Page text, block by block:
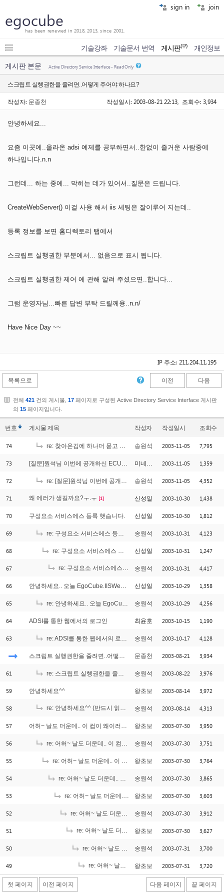
sign in join
egocube
has been renewed in 2018, 2013, since 2001.
기술강좌 기술문서 번역 게시판(구) 개인정보
게시판 본문 Active Directory Service Interface - Read Only
스크립트 실행권한을 줄려면..어떻게 주어야 하나요?
작성자: 문종천 작성일시: 2003-08-21 22:13, 조회수: 3,934
안녕하세요...
요즘 이곳에..올라온 adsi 예제를 공부하면서..한없이 즐거운 사람중에
하나입니다.n.n
그런데... 하는 중에... 막히는 데가 있어서..질문은 드립니다.
CreateWebServer() 이걸 사용 해서 iis 세팅은 잘이루어 지는데..
등록 정보를 보면 홈디렉토리 탭에서
스크립트 실행권한 부분에서... 없음으로 표시 됩니다.
스크립트 실행권한 제어 에 관해 알려 주셨으면..합니다...
그럼 운영자님...빠른 답변 부탁 드릴께용..n.n/
Have Nice Day ~~
IP 주소: 211.204.11.195
목록으로 이전 다음
전체 421 건의 게시물, 17 페이지로 구성된 Active Directory Service Interface 게시판
의 15 페이지입니다.
번호 게시물제목 작성자 작성일시 조회수
74 re: 찾아온김에 하나더 묻고 갑니다. 송원석 2003-11-05 7,795
73 [질문]원석님 이번에 공개하신 ECUM에 대해서요 미네르바 2003-11-05 1,359
72 re: [질문]원석님 이번에 공개하신 ECUM에 대해서요 송원석 2003-11-05 4,352
71 왜 에러가 생길까요?ㅜ.ㅜ [1] 신성일 2003-10-30 1,438
70 구성요소 서비스에스 등록 햇습니다. 신성일 2003-10-30 1,812
69 re: 구성요소 서비스에스 등록 햇습니다. 송원석 2003-10-31 4,123
68 re: 구성요소 서비스에스 등록 햇습니다. 신성일 2003-10-31 1,247
67 re: 구성요소 서비스에스 등록 햇습니다. [1]
송원석 2003-10-31 4,417
66 안녕하세요.. 오늘 EgoCube.IISWebAdmin 설치했습니다. 신성일 2003-10-29 1,358
65 re: 안녕하세요.. 오늘 EgoCube.IISWebAdmin 설치했습니다. 송원석 2003-10-29 4,256
64 ADSI를 통한 웹에서의 로그인 최윤호 2003-10-15 1,190
63 re: ADSI를 통한 웹에서의 로그인 송원석 2003-10-17 4,128
스크립트 실행권한을 줄려면..어떻게 주어야 하나요? 문종천 2003-08-21 3,934
61 re: 스크립트 실행권한을 줄려면..어떻게 주어야 하나요? 송원석 2003-08-22 3,976
59 안녕하세요^^ 왕초보 2003-08-14 3,972
58 re: 안녕하세요^^ (반드시 읽어보세요. ^_^;;;) [7]
송원석 2003-08-14 4,313
57 어허~ 날도 더운데.. 이 컴이 왜이러시나~ 왕초보 2003-07-30 3,950
56 re: 어허~ 날도 더운데.. 이 컴이 왜이러시나~ 송원석 2003-07-30 3,751
55 re: 어허~ 날도 더운데.. 이 컴이 왜이러시나~ 왕초보 2003-07-30 3,764
54 re: 어허~ 날도 더운데.. 이 컴이 왜이러시나~ 송원석 2003-07-30 3,865
53 re: 어허~ 날도 더운데.. 이 컴이 왜이러시나~ 왕초보 2003-07-30 3,603
52 re: 어허~ 날도 더운데.. 이 컴이 왜이러시나~ 송원석 2003-07-30 3,912
51 re: 어허~ 날도 더운데.. 이 컴이 왜이러시나~ 왕초보 2003-07-30 3,627
50 re: 어허~ 날도 더운데.. 이 컴이 왜이러시나~ 송원석 2003-07-31 3,700
49 re: 어허~ 날도 더운데.. 이 컴이 왜이러시나~ [2]
왕초보 2003-07-31 3,720
첫 페이지 이전 페이지 다음 페이지 끝 페이지